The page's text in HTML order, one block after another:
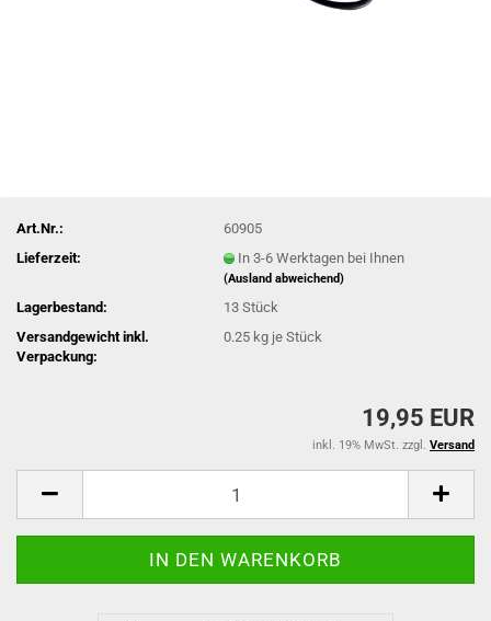
Art.Nr.:
60905
Lieferzeit:
In 3-6 Werktagen bei Ihnen
(Ausland abweichend)
Lagerbestand: 13Stück
Versandgewicht inkl.
Verpackung:
0.25 kg je Stück
19,95 EUR
inkl. 19% MwSt. zzgl. Versand